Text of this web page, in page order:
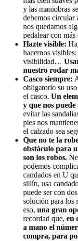
y las maniobras
debemos circular
nos quedamos
pedalear con
Hazte visible:
hacernos
visibilidad…
nuestro rodar
Casco siempre:
obligatorio su
el casco. Un
y que nos puede
evitar las
pies nos
el calzado sea
Que no te la
obstáculo para
son los robos.
podemos
candados en U
sillín, usa
puede ser con
solución para los
eso, una gran
recordad que, en
a mano el
compra, para